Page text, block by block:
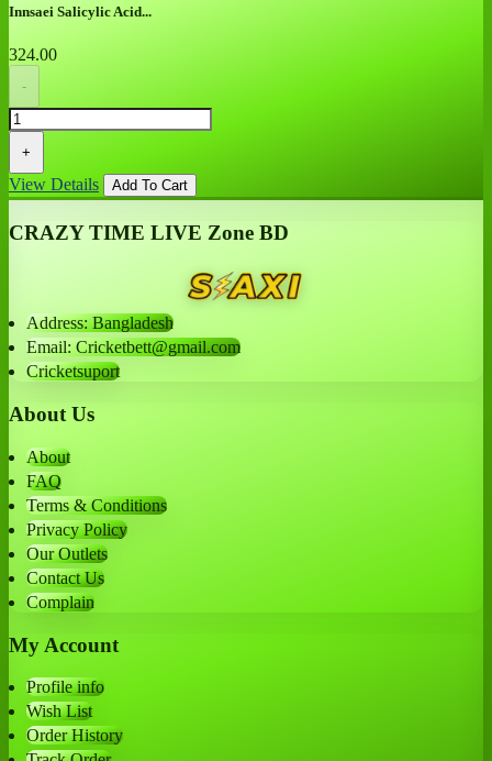
Innsaei Salicylic Acid...
324.00
-
+
View Details Add To Cart
CRAZY TIME LIVE Zone BD
Address: Bangladesh
Email: Cricketbett@gmail.com
Cricketsuport
About Us
About
FAQ
Terms & Conditions
Privacy Policy
Our Outlets
Contact Us
Complain
My Account
Profile info
Wish List
Order History